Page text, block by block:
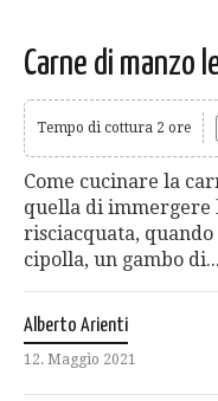
Carne di manzo
Tempo di cottura 2 ore
Come cucinare la
quella di immergere
risciacquata,
cipolla, un gambo di...
Alberto Arienti
12. Maggio 2021